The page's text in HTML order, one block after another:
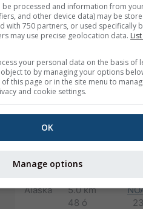
NAM-5
North America 5.0 km
NAM-3
North America 3.0 km
HRRR-2
North America 3.0 km
Alaska
5.0 km
48 ó
processed and information from
and other device data) may be
with 750 partners, or used specifically
may use precise geolocation data.
your personal data on the basis of
to by managing your options
this page or in the site menu to
and cookie settings.
OK
Manage options